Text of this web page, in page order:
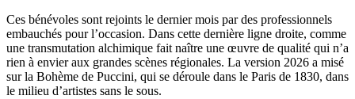
Ces bénévoles sont rejoints le dernier mois par des professionnels
embauchés pour l’occasion. Dans cette dernière ligne droite, comme
une transmutation alchimique fait naître une œuvre de qualité qui n’a
rien à envier aux grandes scènes régionales. La version 2026 a misé
sur la Bohème de Puccini, qui se déroule dans le Paris de 1830, dans
le milieu d’artistes sans le sous.